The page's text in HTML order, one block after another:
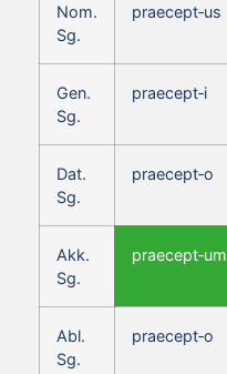
Nom.
Sg.
praecept‑us
Gen.
Sg.
praecept‑i
Dat.
Sg.
praecept‑o
Akk.
Sg.
praecept‑um
Abl.
Sg.
praecept‑o